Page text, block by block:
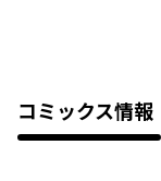
コミックス情報